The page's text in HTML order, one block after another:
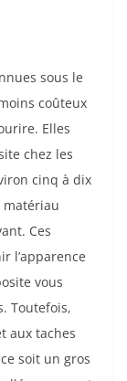
sous le
coûteux
Elles
chez les
cinq à dix
Ces
l’apparence
vous
Toutefois,
aux taches
soit un gros